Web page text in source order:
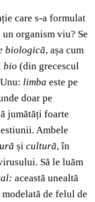
care s-a formulat
organism viu? Se
biologică, așa cum
bio (din grecescul
limba este pe
doar pe
jumătăți foarte
Ambele
și cultură, în
Să le luăm
această unealtă
de felul de